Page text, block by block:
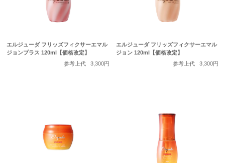
エルジューダ フリッズフィクサーエマル
ジョンプラス 120ml【価格改定】
参考上代
3,300円
エルジューダ フリッズフィクサーエマル
ジョン 120ml【価格改定】
参考上代
3,300円